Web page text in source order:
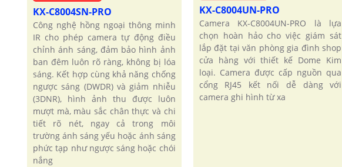
KX-C8004SN-PRO
Công nghệ hồng ngoại thông minh
IR cho phép camera tự động điều
chỉnh ánh sáng, đảm bảo hình ảnh
ban đêm luôn rõ ràng, không bị lóa
sáng. Kết hợp cùng khả năng chống
ngược sáng (DWDR) và giảm nhiễu
(3DNR), hình ảnh thu được luôn
mượt mà, màu sắc chân thực và chi
tiết rõ nét, ngay cả trong môi
trường ánh sáng yếu hoặc ánh sáng
phức tạp như ngược sáng hoặc chói
nắng
KX-C8004UN-PRO
Camera KX-C8004UN-PRO là lựa
chọn hoàn hảo cho việc giám sát
lắp đặt tại văn phòng gia đình shop
cửa hàng với thiết kế Dome Kim
loại. Camera được cấp nguồn qua
cổng RJ45 kết nối dễ dàng với
camera ghi hình từ xa